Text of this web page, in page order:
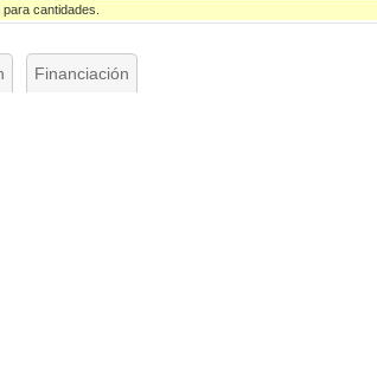
cantidades.
Financiación